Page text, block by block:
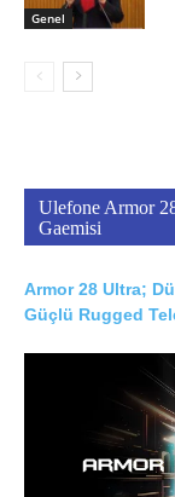
Genel
Ulefone Armor
Gaemisi
Armor 28 Ultra;
Güçlü Rugged